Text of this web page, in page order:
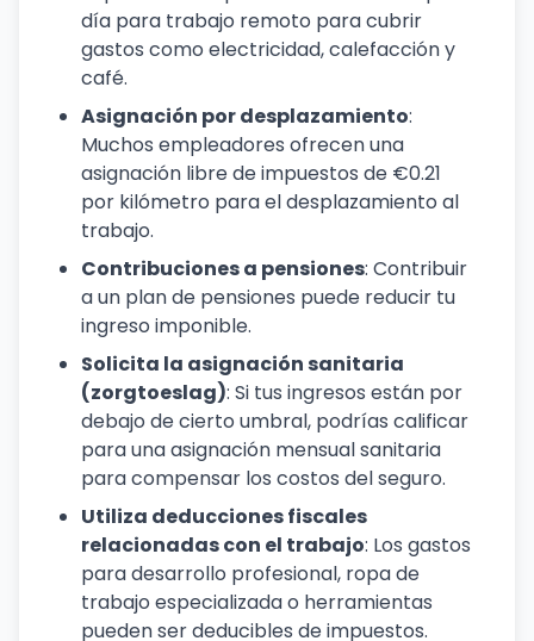
día para trabajo remoto para cubrir
gastos como electricidad, calefacción y
café.
Asignación por desplazamiento:
Muchos empleadores ofrecen una
asignación libre de impuestos de €0.21
por kilómetro para el desplazamiento al
trabajo.
Contribuciones a pensiones: Contribuir
a un plan de pensiones puede reducir tu
ingreso imponible.
Solicita la asignación sanitaria
(zorgtoeslag): Si tus ingresos están por
debajo de cierto umbral, podrías calificar
para una asignación mensual sanitaria
para compensar los costos del seguro.
Utiliza deducciones fiscales
relacionadas con el trabajo: Los gastos
para desarrollo profesional, ropa de
trabajo especializada o herramientas
pueden ser deducibles de impuestos.